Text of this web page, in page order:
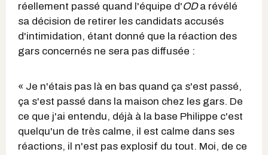
réellement passé quand l'équipe d'ODa révélé
sa décision de retirer les candidats accusés
d'intimidation, étant donné que la réaction des
gars concernés ne sera pas diffusée :
« Je n'étais pas là en bas quand ça s'est passé,
ça s'est passé dans la maison chez les gars. De
ce que j'ai entendu, déjà à la base Philippe c'est
quelqu'un de très calme, il est calme dans ses
réactions, il n'est pas explosif du tout. Moi, de ce